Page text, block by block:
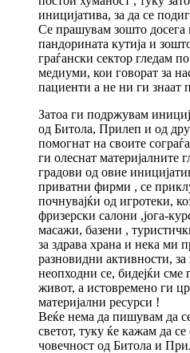
иницијатива, за да се
Се прашувам зошто досега
пандорината кутија и
граѓански сектор гледам
медиуми, кои говорат за
пациенти а не ни ги знаат
Затоа ги подржувам
од Битола, Прилеп и од
помогнат на своите
ги олеснат материјалните
градови од овие
приватни фирми , се
почнувајќи од игротеки,
фризерски салони ,јога-
масажи, базени ,
за здрава храна и нека ми
разновидни активности, за
неопходни се, бидејќи сме
живот, а истовремено ги
материјални ресурси !
Веќе нема да пишувам да
светот, туку ќе кажам да
човечност од Битола и